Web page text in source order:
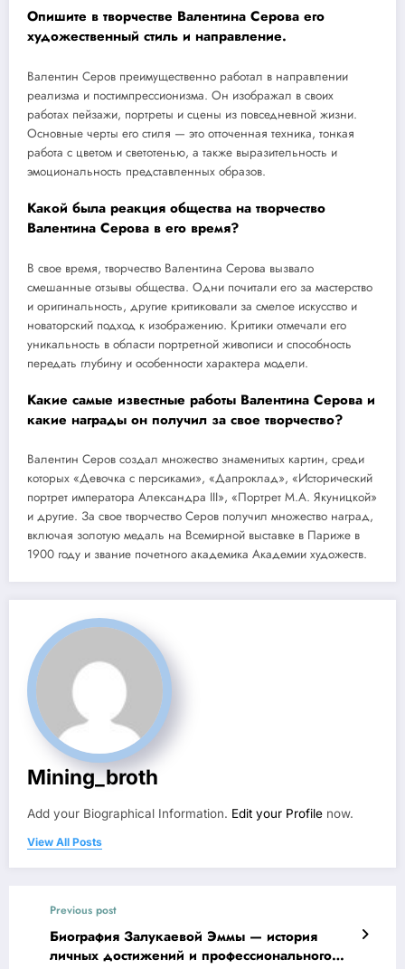
Опишите в творчестве Валентина Серова его
художественный стиль и направление.
Валентин Серов преимущественно работал в направлении
реализма и постимпрессионизма. Он изображал в своих
работах пейзажи, портреты и сцены из повседневной жизни.
Основные черты его стиля — это отточенная техника, тонкая
работа с цветом и светотенью, а также выразительность и
эмоциональность представленных образов.
Какой была реакция общества на творчество
Валентина Серова в его время?
В свое время, творчество Валентина Серова вызвало
смешанные отзывы общества. Одни почитали его за мастерство
и оригинальность, другие критиковали за смелое искусство и
новаторский подход к изображению. Критики отмечали его
уникальность в области портретной живописи и способность
передать глубину и особенности характера модели.
Какие самые известные работы Валентина Серова и
какие награды он получил за свое творчество?
Валентин Серов создал множество знаменитых картин, среди
которых «Девочка с персиками», «Дапроклад», «Исторический
портрет императора Александра III», «Портрет М.А. Якуницкой»
и другие. За свое творчество Серов получил множество наград,
включая золотую медаль на Всемирной выставке в Париже в
1900 году и звание почетного академика Академии художеств.
Mining_broth
Add your Biographical Information. Edit your Profile now.
View All Posts
Previous post
Биография Залукаевой Эммы — история
личных достижений и профессионального